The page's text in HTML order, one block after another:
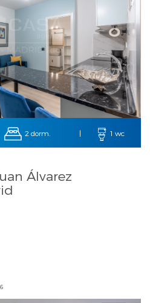
2 dorm. | 1 wc
Álvarez